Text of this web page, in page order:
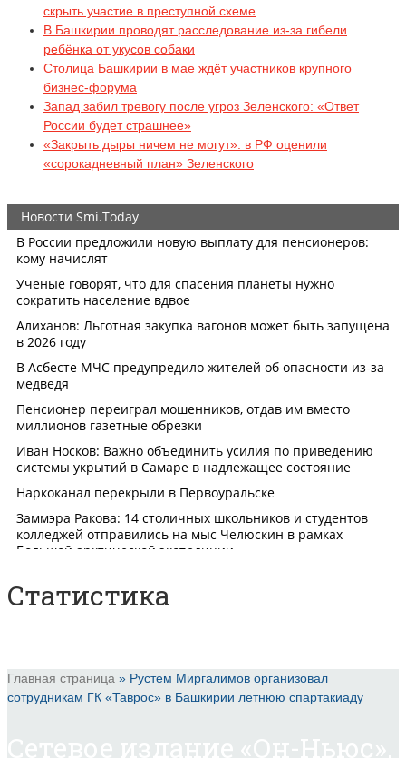
скрыть участие в преступной схеме
В Башкирии проводят расследование из-за гибели
ребёнка от укусов собаки
Столица Башкирии в мае ждёт участников крупного
бизнес-форума
Запад забил тревогу после угроз Зеленского: «Ответ
России будет страшнее»
«Закрыть дыры ничем не могут»: в РФ оценили
«сорокадневный план» Зеленского
Статистика
Главная страница » Рустем Миргалимов организовал
сотрудникам ГК «Таврос» в Башкирии летнюю спартакиаду